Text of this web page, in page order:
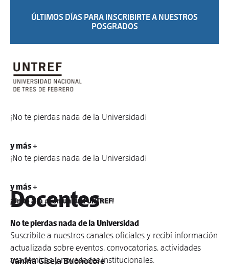
ÚLTIMOS DÍAS PARA INSCRIBIRTE A NUESTROS
POSGRADOS
¡No te pierdas nada de la Universidad!
y más +
¡No te pierdas nada de la Universidad!
y más +
¡Unite a la #Comunidad UNTREF!
No te pierdas nada de la Universidad
Suscribite a nuestros canales oficiales y recibí información
actualizada sobre eventos, convocatorias, actividades
académicas y novedades institucionales.
Docentes
Vanina Gisela Buonocore